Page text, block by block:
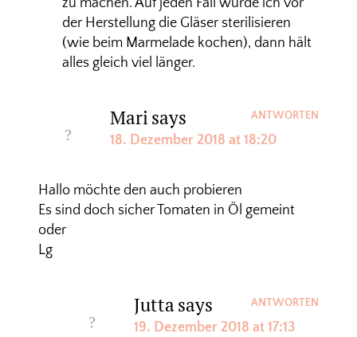
zu machen. Auf jeden Fall würde ich vor
der Herstellung die Gläser sterilisieren
(wie beim Marmelade kochen), dann hält
alles gleich viel länger.
Marisays
18. Dezember 2018 at 18:20
Hallo möchte den auch probieren
Es sind doch sicher Tomaten in Öl gemeint
oder
Lg
ANTWORTEN
Juttasays
19. Dezember 2018 at 17:13
ANTWORTEN